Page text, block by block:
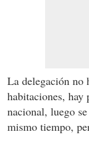
La delegación no
habitaciones, hay
nacional, luego
mismo tiempo,